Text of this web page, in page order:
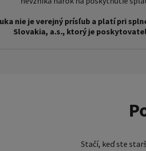
nie je verejný prísľub a platí pri
Slovakia, a.s., ktorý je
Stačí, keď ste